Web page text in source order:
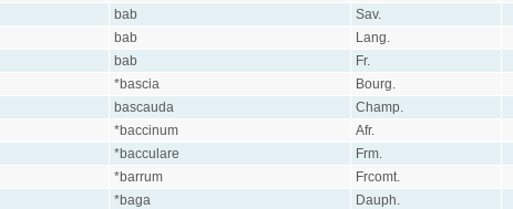
bab Sav.
bab Lang.
bab Fr.
*bascia Bourg.
bascauda Champ.
*baccinum Afr.
*bacculare Frm.
*barrum Frcomt.
*baga Dauph.